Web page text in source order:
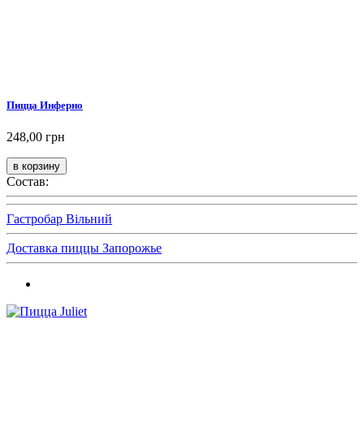
Пицца Инферно
248,00 грн
Состав:
Гастробар Вільний
Доставка пиццы Запорожье